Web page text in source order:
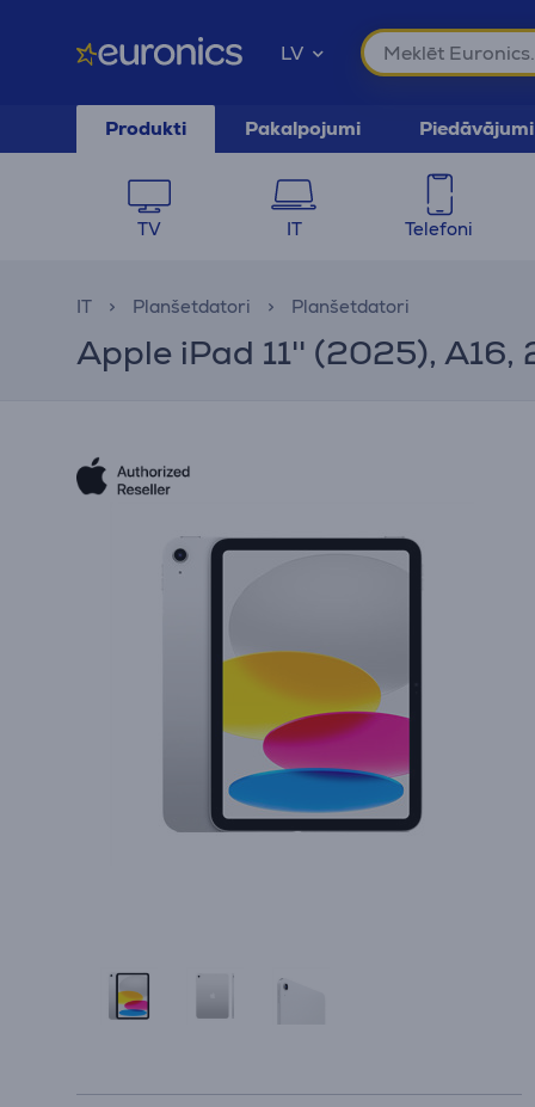
LV
Produkti Pakalpojumi Piedāvājumi
TV IT Telefoni
IT Planšetdatori Planšetdatori
Apple iPad 11'' (2025),